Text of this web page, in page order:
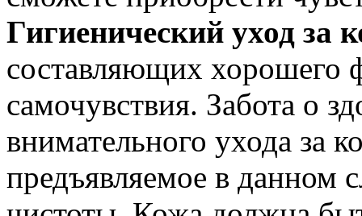
Гигиенический уход за
составляющих хорошего
самочувствия. Забота о
внимательного ухода за
предъявляемое в данном